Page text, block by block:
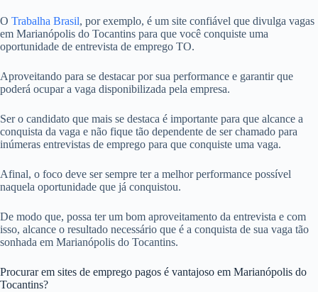
O Trabalha Brasil, por exemplo, é um site confiável que divulga vagas
em Marianópolis do Tocantins para que você conquiste uma
oportunidade de entrevista de emprego TO.
Aproveitando para se destacar por sua performance e garantir que
poderá ocupar a vaga disponibilizada pela empresa.
Ser o candidato que mais se destaca é importante para que alcance a
conquista da vaga e não fique tão dependente de ser chamado para
inúmeras entrevistas de emprego para que conquiste uma vaga.
Afinal, o foco deve ser sempre ter a melhor performance possível
naquela oportunidade que já conquistou.
De modo que, possa ter um bom aproveitamento da entrevista e com
isso, alcance o resultado necessário que é a conquista de sua vaga tão
sonhada em Marianópolis do Tocantins.
Procurar em sites de emprego pagos é vantajoso em Marianópolis do
Tocantins?